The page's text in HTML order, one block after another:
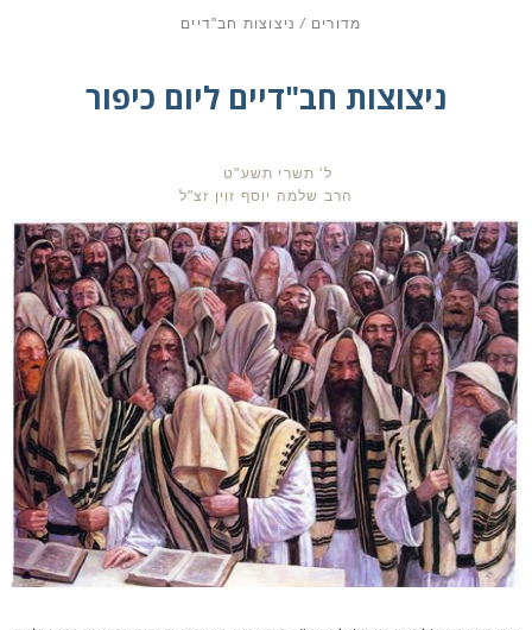
מדורים / ניצוצות חב"דיים
ניצוצות חב"דיים ליום כיפור
ל' תשרי תשע"ט
הרב שלמה יוסף זוין זצ"ל